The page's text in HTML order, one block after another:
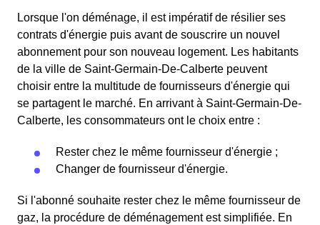
Lorsque l'on déménage, il est impératif de résilier ses
contrats d'énergie puis avant de souscrire un nouvel
abonnement pour son nouveau logement. Les habitants
de la ville de Saint-Germain-De-Calberte peuvent
choisir entre la multitude de fournisseurs d'énergie qui
se partagent le marché. En arrivant à Saint-Germain-De-
Calberte, les consommateurs ont le choix entre :
Rester chez le même fournisseur d'énergie ;
Changer de fournisseur d'énergie.
Si l'abonné souhaite rester chez le même fournisseur de
gaz, la procédure de déménagement est simplifiée. En